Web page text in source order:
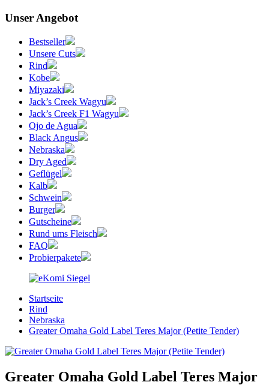
Unser Angebot
Bestseller
Unsere Cuts
Rind
Kobe
Miyazaki
Jack’s Creek Wagyu
Jack’s Creek F1 Wagyu
Ojo de Agua
Black Angus
Nebraska
Dry Aged
Geflügel
Kalb
Schwein
Burger
Gutscheine
Rund ums Fleisch
FAQ
Probierpakete
Startseite
Rind
Nebraska
Greater Omaha Gold Label Teres Major (Petite Tender)
Greater Omaha Gold Label Teres Major